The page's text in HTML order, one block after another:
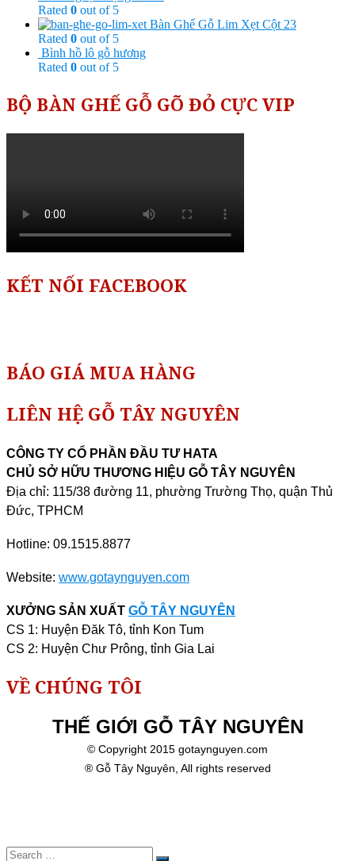
Rated 0 out of 5
Bàn Ghế Gỗ Lim Xẹt Cột 23
Rated 0 out of 5
Bình hồ lô gỗ hương
Rated 0 out of 5
BỘ BÀN GHẾ GỖ GÕ ĐỎ CỰC VIP
KẾT NỐI FACEBOOK
BÁO GIÁ MUA HÀNG
LIÊN HỆ GỖ TÂY NGUYÊN
CÔNG TY CỔ PHẦN ĐẦU TƯ HATA
CHỦ SỞ HỮU THƯƠNG HIỆU GỖ TÂY NGUYÊN
Địa chỉ: 115/38 đường 11, phường Trường Thọ, quận Thủ
Đức, TPHCM
Hotline: 09.1515.8877
Website: www.gotaynguyen.com
XƯỞNG SẢN XUẤT GỖ TÂY NGUYÊN
CS 1: Huyện Đăk Tô, tỉnh Kon Tum
CS 2: Huyện Chư Prông, tỉnh Gia Lai
VỀ CHÚNG TÔI
THẾ GIỚI GỖ TÂY NGUYÊN
© Copyright 2015 gotaynguyen.com
® Gỗ Tây Nguyên, All rights reserved